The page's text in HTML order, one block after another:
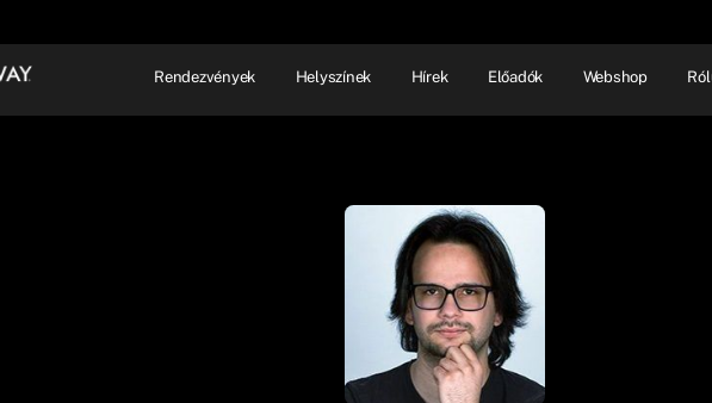
Rendezvények Helyszínek Hírek Előadók Webshop